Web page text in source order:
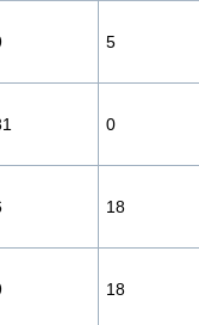
5
0
18
18